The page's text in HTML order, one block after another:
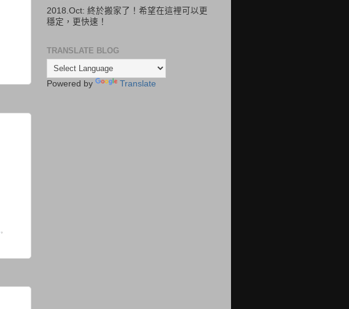
2018.Oct: 終於搬家了！希望在這裡可以更
穩定，更快速！
TRANSLATE BLOG
Powered by Translate